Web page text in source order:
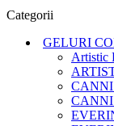
Categorii
GELURI
Artistic
CANNI